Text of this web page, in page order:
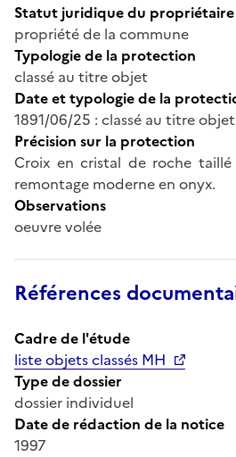
Statut juridique du propriétaire
propriété de la commune
Typologie de la protection
classé au titre objet
Date et typologie de la
1891/06/25 : classé au titre objet
Précision sur la protection
Croix en cristal de roche taillé
remontage moderne en onyx.
Observations
oeuvre volée
Références
Cadre de l'étude
liste objets classés MH
Type de dossier
dossier individuel
Date de rédaction de la notice
1997